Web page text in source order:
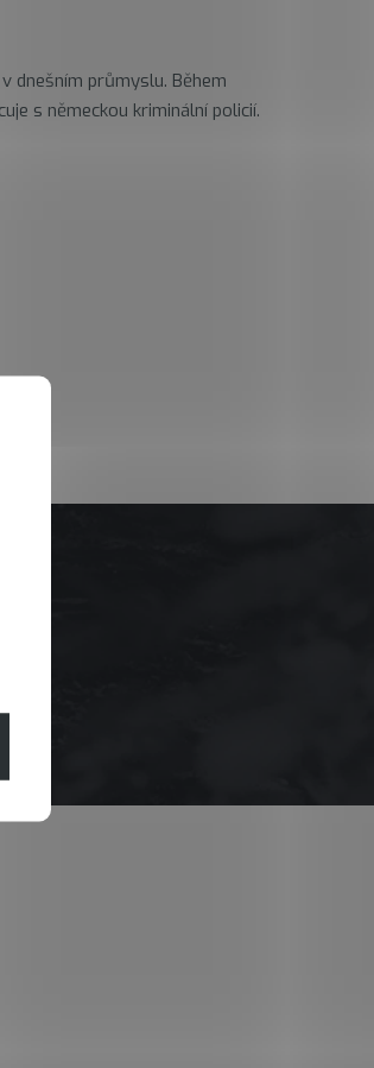
dnešním průmyslu. Během
s německou kriminální policií.